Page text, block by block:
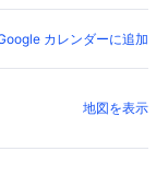
カレンダーに追加
地図を表示